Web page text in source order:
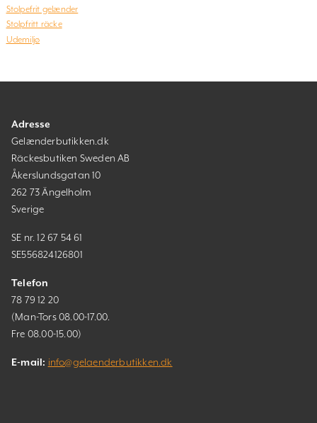
Stolpefrit gelænder
Stolpfritt räcke
Udemiljø
Adresse
Gelænderbutikken.dk
Räckesbutiken Sweden AB
Åkerslundsgatan 10
262 73 Ängelholm
Sverige
SE nr. 12 67 54 61
SE556824126801
Telefon
78 79 12 20
(Man-Tors 08.00-17.00.
Fre 08.00-15.00)
E-mail: info@gelaenderbutikken.dk